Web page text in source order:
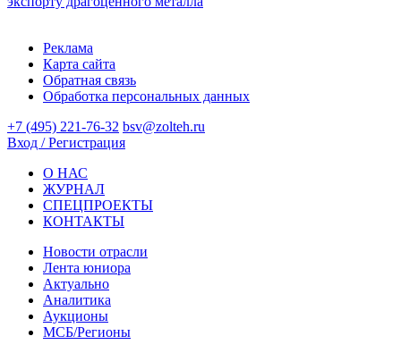
Реклама
Карта сайта
Обратная связь
Обработка персональных данных
+7 (495) 221-76-32 bsv@zolteh.ru
Вход / Регистрация
О НАС
ЖУРНАЛ
СПЕЦПРОЕКТЫ
КОНТАКТЫ
Новости отрасли
Лента юниора
Актуально
Аналитика
Аукционы
МСБ/Регионы